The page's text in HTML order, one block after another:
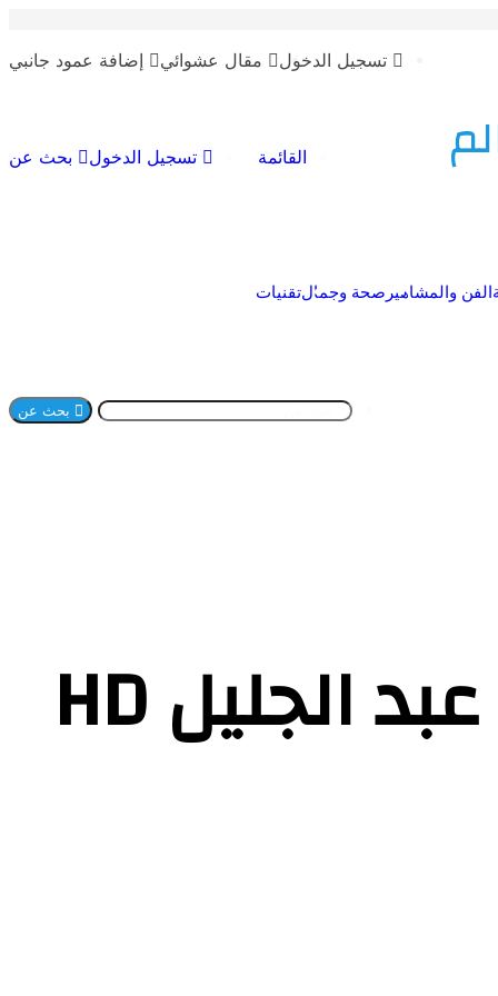
إضافة عمود جانبي مقال عشوائي تسجيل الدخول
بحث عن تسجيل الدخول القائمة
الفن والمشاهير صحة وجمالتقنيات
بحث عن
مقطع فيديو فضيحة مصطفى عبد الجليل HD